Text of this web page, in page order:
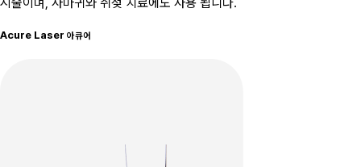
Acure Laser 아큐어